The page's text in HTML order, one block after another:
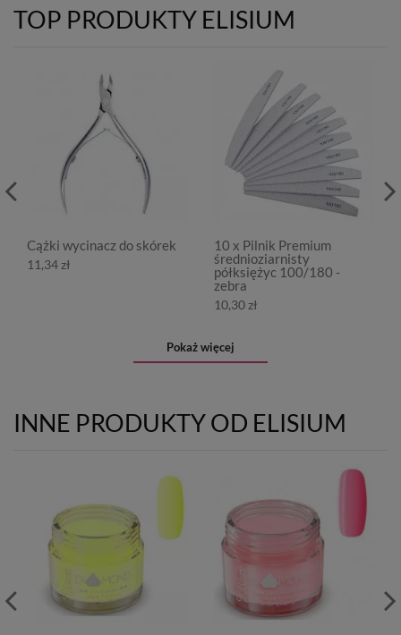
TOP PRODUKTY ELISIUM
Cążki wycinacz do skórek
11,34 zł
10 x Pilnik Premium
średnioziarnisty
półksiężyc 100/180 -
zebra
10,30 zł
Pokaż więcej
INNE PRODUKTY OD ELISIUM